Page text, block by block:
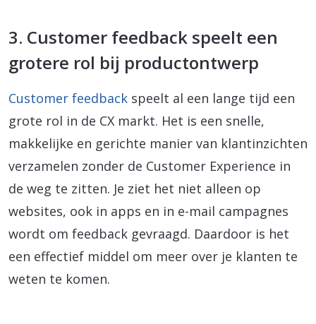
3. Customer feedback speelt een
grotere rol bij productontwerp
Customer feedback speelt al een lange tijd een
grote rol in de CX markt. Het is een snelle,
makkelijke en gerichte manier van klantinzichten
verzamelen zonder de Customer Experience in
de weg te zitten. Je ziet het niet alleen op
websites, ook in apps en in e-mail campagnes
wordt om feedback gevraagd. Daardoor is het
een effectief middel om meer over je klanten te
weten te komen.